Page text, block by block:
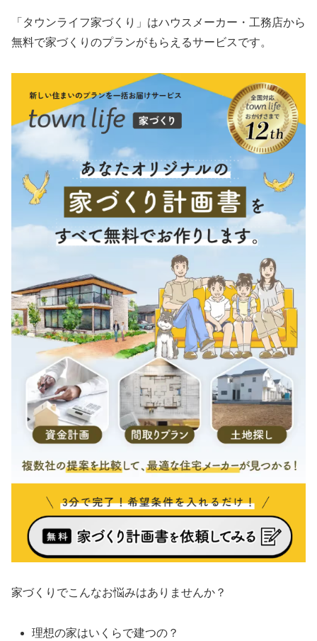
「タウンライフ家づくり」はハウスメーカー・工務店から
無料で家づくりのプランがもらえるサービスです。
家づくりでこんなお悩みはありませんか？
理想の家はいくらで建つの？